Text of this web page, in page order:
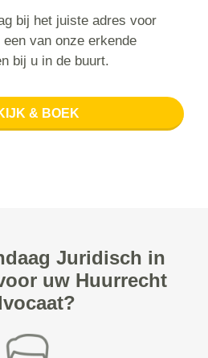
bij het juiste adres voor
van onze erkende
bij u in de buurt.
& BOEK
Juridisch in
uw Huurrecht